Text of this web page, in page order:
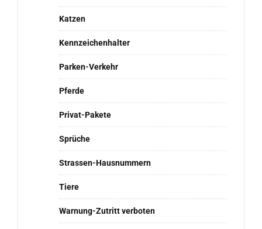
Katzen
Kennzeichenhalter
Parken-Verkehr
Pferde
Privat-Pakete
Sprüche
Strassen-Hausnummern
Tiere
Warnung-Zutritt verboten